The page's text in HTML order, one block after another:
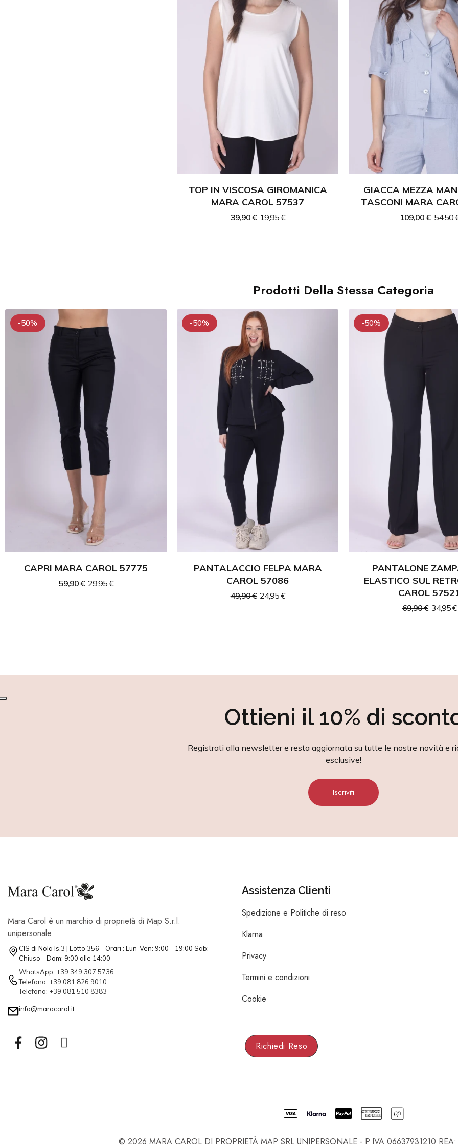
TOP IN VISCOSA GIROMANICA
MARA CAROL 57537
39,90 € 19,95 €
GIACCA MEZZA
TASCONI MARA
109,00 € 54,50
Prodotti Della Stessa Categoria
-50%
CAPRI MARA CAROL 57775
59,90 € 29,95 €
-50%
PANTALACCIO FELPA MARA
CAROL 57086
49,90 € 24,95 €
-50%
PANTALONE
ELASTICO SUL
CAROL
69,90 € 34,95 €
Ottieni il 10% di
Registrati alla newsletter e resta aggiornata su tutte le nostre novità e
esclusive!
Iscriviti
Mara Carol è un marchio di proprietà di Map S.r.l.
unipersonale
CIS di Nola Is.3 | Lotto 356 - Orari : Lun-Ven: 9:00 - 19:00 Sab:
Chiuso - Dom: 9:00 alle 14:00
WhatsApp: +39 349 307 5736
Telefono: +39 081 826 9010
Telefono: +39 081 510 8383
info@maracarol.it
Assistenza Clienti
Spedizione e Politiche di reso
Klarna
Privacy
Termini e condizioni
Cookie
Richiedi Reso
© 2026 MARA CAROL DI PROPRIETÀ MAP SRL UNIPERSONALE - P.IVA 06637931210